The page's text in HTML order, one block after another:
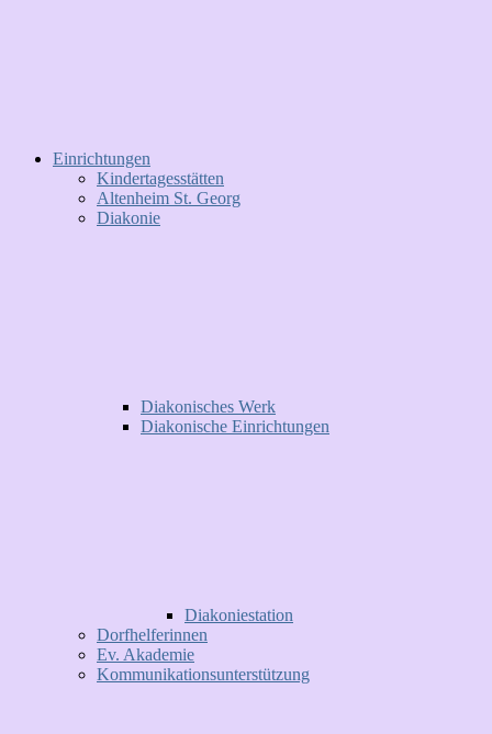
Einrichtungen
Kindertagesstätten
Altenheim St. Georg
Diakonie
Diakonisches Werk
Diakonische Einrichtungen
Diakoniestation
Dorfhelferinnen
Ev. Akademie
Kommunikationsunterstützung